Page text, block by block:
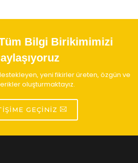
Bilgi Birikimimizi
yeni fikirler üreten, özgün ve
oluşturmaktayız.
GEÇINIZ